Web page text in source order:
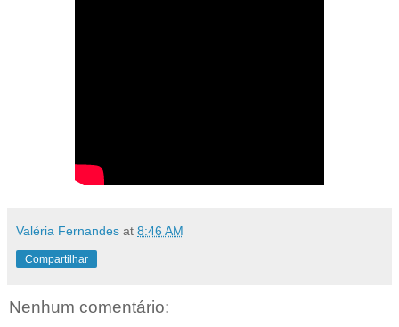
Valéria Fernandes at 8:46 AM
Compartilhar
Nenhum comentário: